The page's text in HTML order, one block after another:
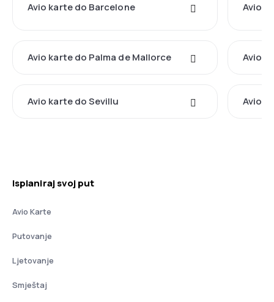
Avio karte do Barcelone Avio
Avio karte do Palma de Mallorce Avio
Avio karte do Sevillu Avio
Isplaniraj svoj put
Avio Karte
Putovanje
Ljetovanje
Smještaj